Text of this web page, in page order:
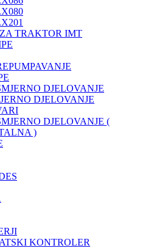
TRAKTOR IMT
DJELOVANJE
DJELOVANJE
DJELOVANJE (
)
KONTROLER